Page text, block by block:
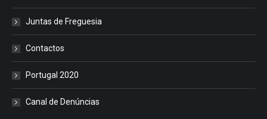
Juntas de Freguesia
Contactos
Portugal 2020
Canal de Denúncias